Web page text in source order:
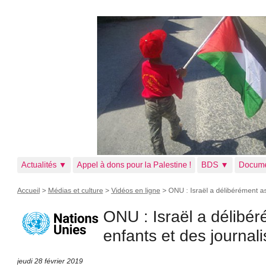
Actualités ▼ Appel à dons pour la Palestine ! BDS ▼
Accueil> Médias et culture > Vidéos en ligne > ONU : Israël a délibérément
ONU : Israël a
enfants et des
jeudi 28 février 2019